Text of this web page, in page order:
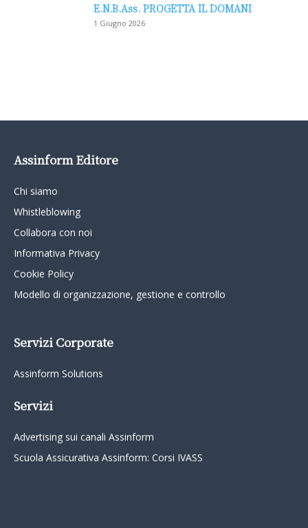
E.N.B.Ass. PROGETTA IL DOMANI
1 Giugno 2026
Assinform Editore
Chi siamo
Whistleblowing
Collabora con noi
Informativa Privacy
Cookie Policy
Modello di organizzazione, gestione e controllo
Servizi Corporate
Assinform Solutions
Servizi
Advertising sui canali Assinform
Scuola Assicurativa Assinform: Corsi IVASS